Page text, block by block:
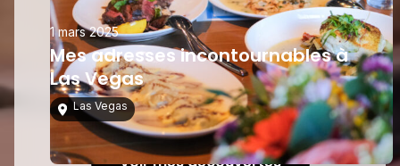
1 mars 2025
Mes adresses incontournables à
Las Vegas
Las Vegas